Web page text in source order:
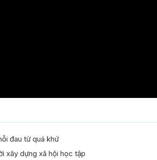
đau từ quá khứ
xây dựng xã hội học tập